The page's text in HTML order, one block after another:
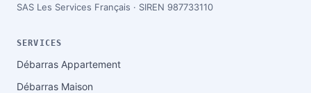
SAS Les Services Français · SIREN 987733110
SERVICES
Débarras Appartement
Débarras Maison